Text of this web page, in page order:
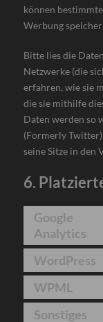
können
Werbung
Bitte lies die
Netzwerke (die
erfahren, wie sie
die sie mithilfe
Daten werden so
(Formerly
seine Sitze in den
6.
Google
Analytics
WordPress
WPML
Sonstiges